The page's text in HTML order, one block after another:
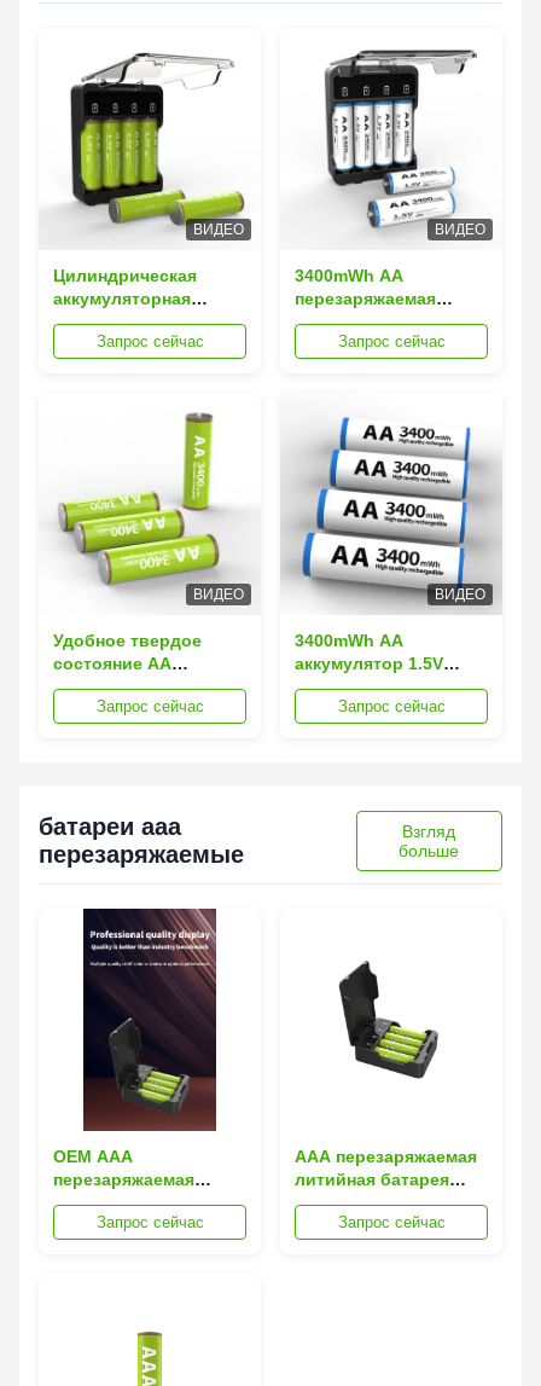
ВИДЕО
Цилиндрическая
аккумуляторная
батарея 1,5 В AA для
кондиционера, пульта
Запрос сейчас
ВИДЕО
3400mWh AA
перезаряжаемая
литий-ионная батарея
длительный срок для
Запрос сейчас
ВИДЕО
Удобное твердое
состояние AA
перезаряжаемая
литий-ионная батарея
Запрос сейчас
ВИДЕО
3400mWh AA
аккумулятор 1.5V
постоянное
напряжение для
Запрос сейчас
батареи aaa
перезаряжаемые
Взгляд
больше
OEM AAA
перезаряжаемая
батарея литийная
батарея мощностью
производителя Китай
Запрос сейчас
AAA перезаряжаемая
литийная батарея
мощностью 1100mWh,
1600 циклов зарядки
Запрос сейчас